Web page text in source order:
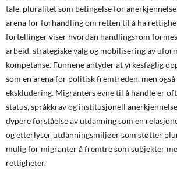
tale, pluralitet som betingelse for
arena for forhandling om retten til å ha
fortellinger viser hvordan handlingsrom
arbeid, strategiske valg og mobilisering av
kompetanse. Funnene antyder at yrkesfaglig
som en arena for politisk fremtreden, men
ekskludering. Migranters evne til å handle er
status, språkkrav og institusjonell
dypere forståelse av utdanning som en
og etterlyser utdanningsmiljøer som støtter
mulig for migranter å fremtre som subjekter
rettigheter.